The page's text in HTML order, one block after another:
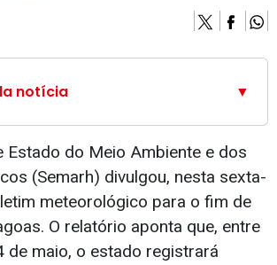
notícia ▼
Estado do Meio Ambiente e dos
(Semarh) divulgou, nesta sexta-
meteorológico para o fim de
O relatório aponta que, entre
de maio, o estado registrará